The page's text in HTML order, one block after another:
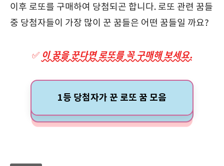
이후 로또를 구매하여 당첨되곤 합니다. 로또 관련 꿈들
중 당첨자들이 가장 많이 꾼 꿈들은 어떤 꿈들일 까요?
✅ 이 꿈을 꾼다면 로또를 꼭 구매해 보세요.
1등 당첨자가 꾼 로또 꿈 모음